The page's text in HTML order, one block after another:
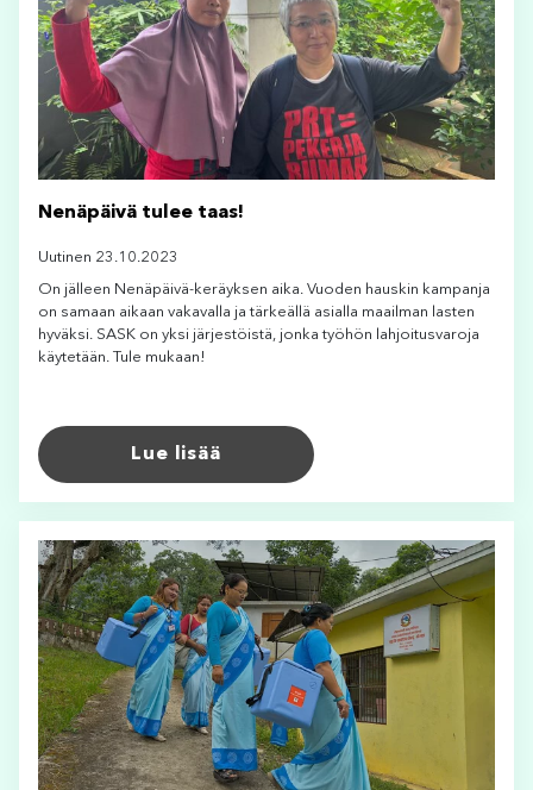
Nenäpäivä tulee taas!
Uutinen 23.10.2023
On jälleen Nenäpäivä-keräyksen aika. Vuoden hauskin kampanja
on samaan aikaan vakavalla ja tärkeällä asialla maailman lasten
hyväksi. SASK on yksi järjestöistä, jonka työhön lahjoitusvaroja
käytetään. Tule mukaan!
Lue lisää